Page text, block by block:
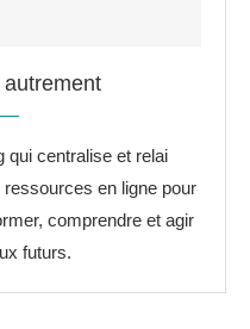
qui centralise et relai
en ligne pour
comprendre et agir
futurs.